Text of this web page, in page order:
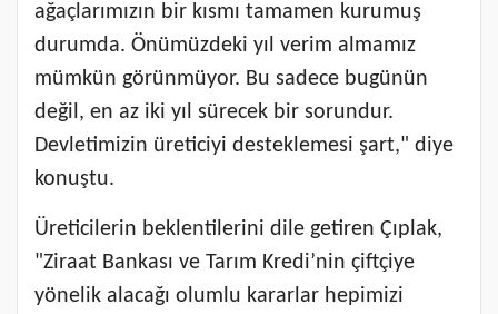
ağaçlarımızın bir kısmı tamamen kurumuş
durumda. Önümüzdeki yıl verim almamız
mümkün görünmüyor. Bu sadece bugünün
değil, en az iki yıl sürecek bir sorundur.
Devletimizin üreticiyi desteklemesi şart," diye
konuştu.
Üreticilerin beklentilerini dile getiren Çıplak,
"Ziraat Bankası ve Tarım Kredi’nin çiftçiye
yönelik alacağı olumlu kararlar hepimizi